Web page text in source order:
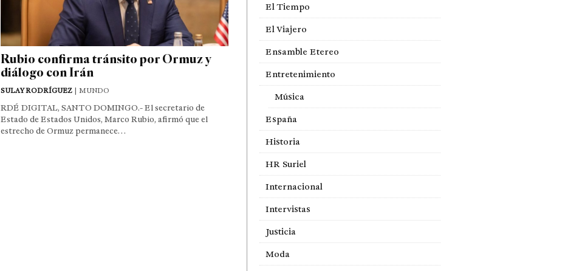
Rubio confirma tránsito por Ormuz y
diálogo con Irán
SULAY RODRÍGUEZ| MUNDO
RDÉ DIGITAL, SANTO DOMINGO.- El secretario de
Estado de Estados Unidos, Marco Rubio, afirmó que el
estrecho de Ormuz permanece…
El Tiempo
El Viajero
Ensamble Etereo
Entretenimiento
Música
España
Historia
HR Suriel
Internacional
Intervistas
Justicia
Moda